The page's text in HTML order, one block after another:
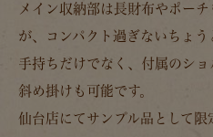
メイン収納部は長財布やポー
が、コンパクト過ぎないちょう
手持ちだけでなく、付属のシ
斜め掛けも可能です。
仙台店にてサンプル品として